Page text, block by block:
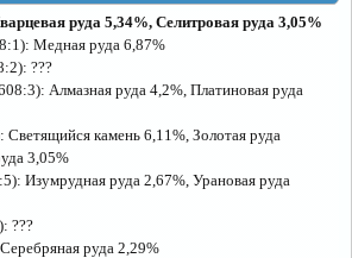
руда 5,34%, Селитровая руда 3,05%
Медная руда 6,87%
???
Алмазная руда 4,2%, Платиновая руда
камень 6,11%, Золотая руда
3,05%
Изумрудная руда 2,67%, Урановая руда
???
руда 2,29%